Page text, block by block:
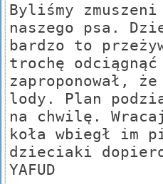
Byliśmy
naszego psa.
bardzo to
trochę odciągnąć
zaproponował,
lody. Plan
na chwilę.
koła wbiegł im
dzieciaki
YAFUD